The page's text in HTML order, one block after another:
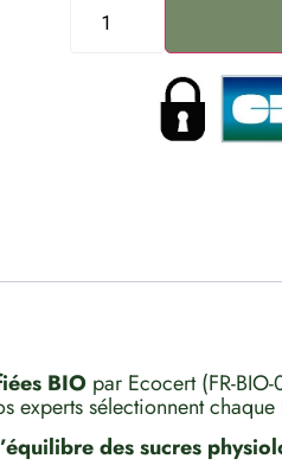
BIO par Ecocert (FR-
experts sélectionnent
des sucres